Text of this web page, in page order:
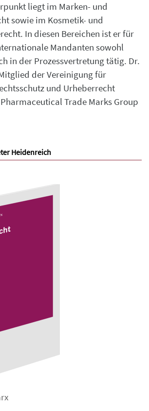
liegt im Marken- und
sowie im Kosmetik- und
In diesen Bereichen ist er für
Mandanten sowohl
in der Prozessvertretung tätig. Dr.
der Vereinigung für
und Urheberrecht
Trade Marks Group
Heidenreich